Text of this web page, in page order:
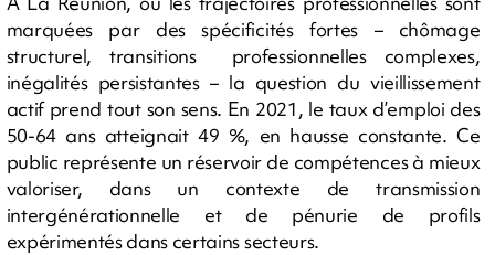
marquées par des spécificités fortes – chômage
structurel, transitions professionnelles complexes,
inégalités persistantes – la question du vieillissement
actif prend tout son sens. En 2021, le taux d’emploi des
50-64 ans atteignait 49 %, en hausse constante. Ce
public représente un réservoir de compétences à mieux
valoriser, dans un contexte de transmission
intergénérationnelle et de pénurie de profils
expérimentés dans certains secteurs.